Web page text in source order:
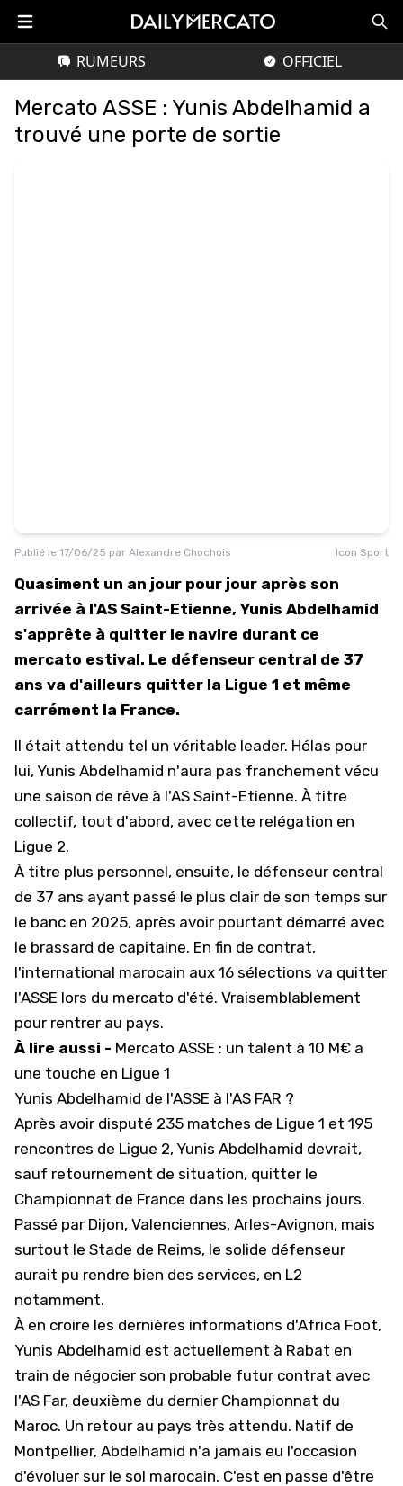
RUMEURS OFFICIEL
Mercato ASSE : Yunis Abdelhamid a
trouvé une porte de sortie
Publié le 17/06/25 par Alexandre Chochois Icon Sport
Quasiment un an jour pour jour après son
arrivée à l'AS Saint-Etienne, Yunis Abdelhamid
s'apprête à quitter le navire durant ce
mercato estival. Le défenseur central de 37
ans va d'ailleurs quitter la Ligue 1 et même
carrément la France.
Il était attendu tel un véritable leader. Hélas pour
lui, Yunis Abdelhamid n'aura pas franchement vécu
une saison de rêve à l'AS Saint-Etienne. À titre
collectif, tout d'abord, avec cette relégation en
Ligue 2.
À titre plus personnel, ensuite, le défenseur central
de 37 ans ayant passé le plus clair de son temps sur
le banc en 2025, après avoir pourtant démarré avec
le brassard de capitaine. En fin de contrat,
l'international marocain aux 16 sélections va quitter
l'ASSE lors du mercato d'été. Vraisemblablement
pour rentrer au pays.
À lire aussi - Mercato ASSE : un talent à 10 M€ a
une touche en Ligue 1
Yunis Abdelhamid de l'ASSE à l'AS FAR ?
Après avoir disputé 235 matches de Ligue 1 et 195
rencontres de Ligue 2, Yunis Abdelhamid devrait,
sauf retournement de situation, quitter le
Championnat de France dans les prochains jours.
Passé par Dijon, Valenciennes, Arles-Avignon, mais
surtout le Stade de Reims, le solide défenseur
aurait pu rendre bien des services, en L2
notamment.
À en croire les dernières informations d'Africa Foot,
Yunis Abdelhamid est actuellement à Rabat en
train de négocier son probable futur contrat avec
l'AS Far, deuxième du dernier Championnat du
Maroc. Un retour au pays très attendu. Natif de
Montpellier, Abdelhamid n'a jamais eu l'occasion
d'évoluer sur le sol marocain. C'est en passe d'être